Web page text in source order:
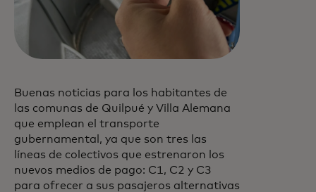
Buenas noticias para los habitantes de
las comunas de Quilpué y Villa Alemana
que emplean el transporte
gubernamental, ya que son tres las
líneas de colectivos que estrenaron los
nuevos medios de pago: C1, C2 y C3
para ofrecer a sus pasajeros alternativas